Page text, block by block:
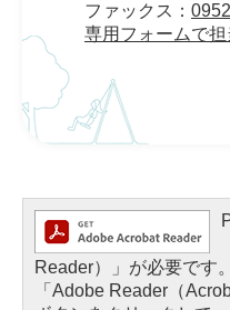
ファックス：
専用フォームで
Reader）」が必要です
「Adobe Reader（